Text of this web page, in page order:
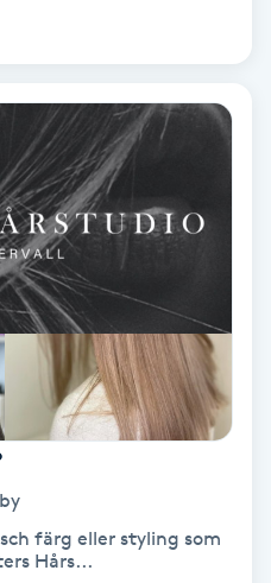
färg eller styling som
Hårs...